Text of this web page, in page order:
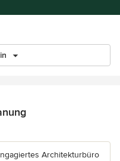
5 Sternen
Architekturbüro